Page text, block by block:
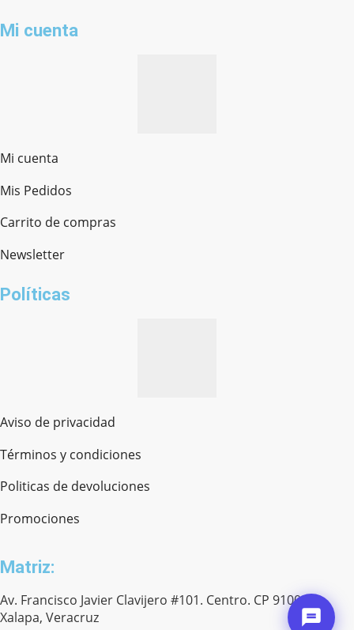
Mi cuenta
Mi cuenta
Mis Pedidos
Carrito de compras
Newsletter
Políticas
Aviso de privacidad
Términos y condiciones
Politicas de devoluciones
Promociones
Matriz:
Av. Francisco Javier Clavijero #101. Centro. CP 91000.
Xalapa, Veracruz